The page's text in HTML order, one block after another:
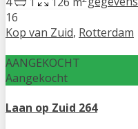
16
Kop van Zuid, Rotterdam
AANGEKOCHT
Aangekocht
Laan op Zuid 264